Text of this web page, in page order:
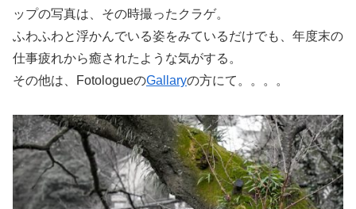
ップの写真は、その時撮ったクラゲ。
ふわふわと浮かんでいる姿をみているだけでも、年度末の
仕事疲れから癒されたような気がする。
その他は、FotologueのGallaryの方にて。。。。